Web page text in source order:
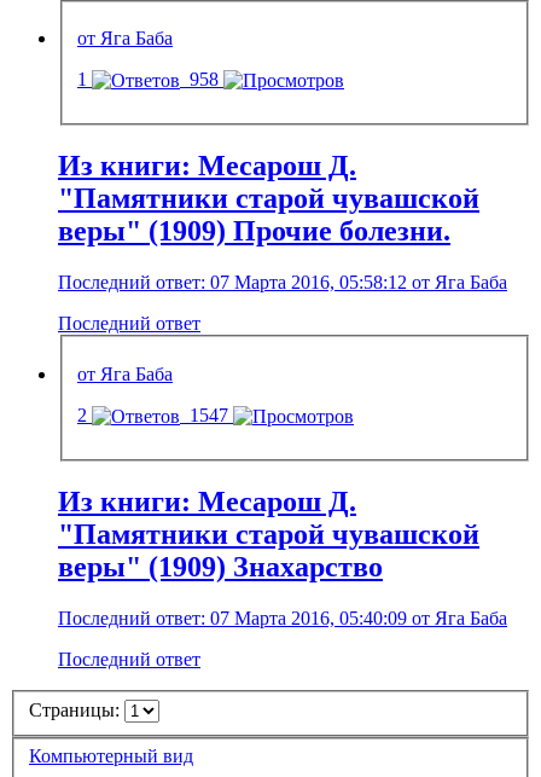
от Яга Баба
1
958
Из книги: Месарош Д.
"Памятники старой чувашской
веры" (1909) Прочие болезни.
Последний ответ: 07 Марта 2016, 05:58:12 от Яга Баба
Последний ответ
от Яга Баба
2
1547
Из книги: Месарош Д.
"Памятники старой чувашской
веры" (1909) Знахарство
Последний ответ: 07 Марта 2016, 05:40:09 от Яга Баба
Последний ответ
Страницы:
Компьютерный вид